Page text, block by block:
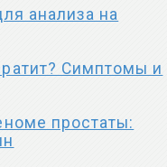
анализа на
Симптомы и
простаты: